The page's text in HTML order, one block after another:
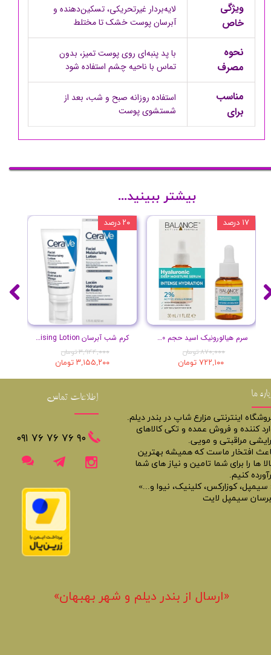
ویژگی
خاص
لایه‌بردار غیرتحریکی، تسکین‌دهنده و
آبرسان پوست خشک تا مختلط
نحوه
مصرف
با پد پنبه‌ای روی پوست تمیز، بدون
تماس با ناحیه چشم استفاده شود
مناسب
برای
استفاده روزانه صبح و شب، بعد از
شستشوی پوست
کرم شب آبرسان Facial Moisturising Lotion
۳,۹۴۴,۰۰۰ تومان
۳,۱۵۵,۲۰۰ تومان
۲۰ درصد
سرم هیالورونیک اسید حجم 30 میلی لیتر
۸۷۰,۰۰۰ تومان
۷۲۲,۱۰۰ تومان
۱۷ درصد
بیشتر ببینید...
ما
اینترنتی مزارع شاپ در بندر دیلم.
کننده و فروش عمده و تکی کالاهای
مراقبتی و مویی.
افتخار ماست که همیشه بهترین
ها را برای شما تامین و نیاز های شما
کنیم.
سیمپل، کوزارکس، کلینیک، نیوا و...»
سیمپل لایت
اطلاعات تماس
​​٩٠ ٧۶ ٧۶ ٧۶ ٠٩١
«​ارسال از بندر دیلم و شهر بهبهان»